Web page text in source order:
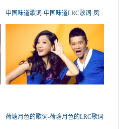
中国味道歌词-中国味道LRC歌词-凤
荷塘月色的歌词-荷塘月色的LRC歌词